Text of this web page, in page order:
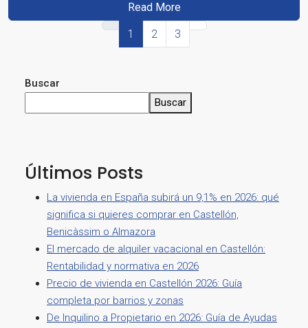
Read More
1 2 3
Buscar
Buscar
Últimos Posts
La vivienda en España subirá un 9,1% en 2026: qué
significa si quieres comprar en Castellón,
Benicàssim o Almazora
El mercado de alquiler vacacional en Castellón:
Rentabilidad y normativa en 2026
Precio de vivienda en Castellón 2026: Guía
completa por barrios y zonas
De Inquilino a Propietario en 2026: Guía de Ayudas